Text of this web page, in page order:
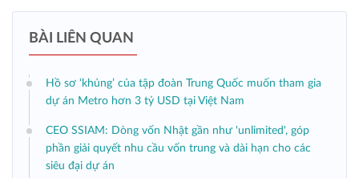
BÀI LIÊN QUAN
Hồ sơ ‘khủng’ của tập đoàn Trung Quốc muốn tham gia
dự án Metro hơn 3 tỷ USD tại Việt Nam
CEO SSIAM: Dòng vốn Nhật gần như 'unlimited', góp
phần giải quyết nhu cầu vốn trung và dài hạn cho các
siêu đại dự án